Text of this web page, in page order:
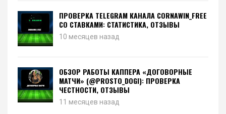
ПРОВЕРКА TELEGRAM КАНАЛА CORNAWIN_FREE
СО СТАВКАМИ: СТАТИСТИКА, ОТЗЫВЫ
10 месяцев назад
ОБЗОР РАБОТЫ КАППЕРА «ДОГОВОРНЫЕ
МАТЧИ» (@PROSTO_DOGI): ПРОВЕРКА
ЧЕСТНОСТИ, ОТЗЫВЫ
11 месяцев назад